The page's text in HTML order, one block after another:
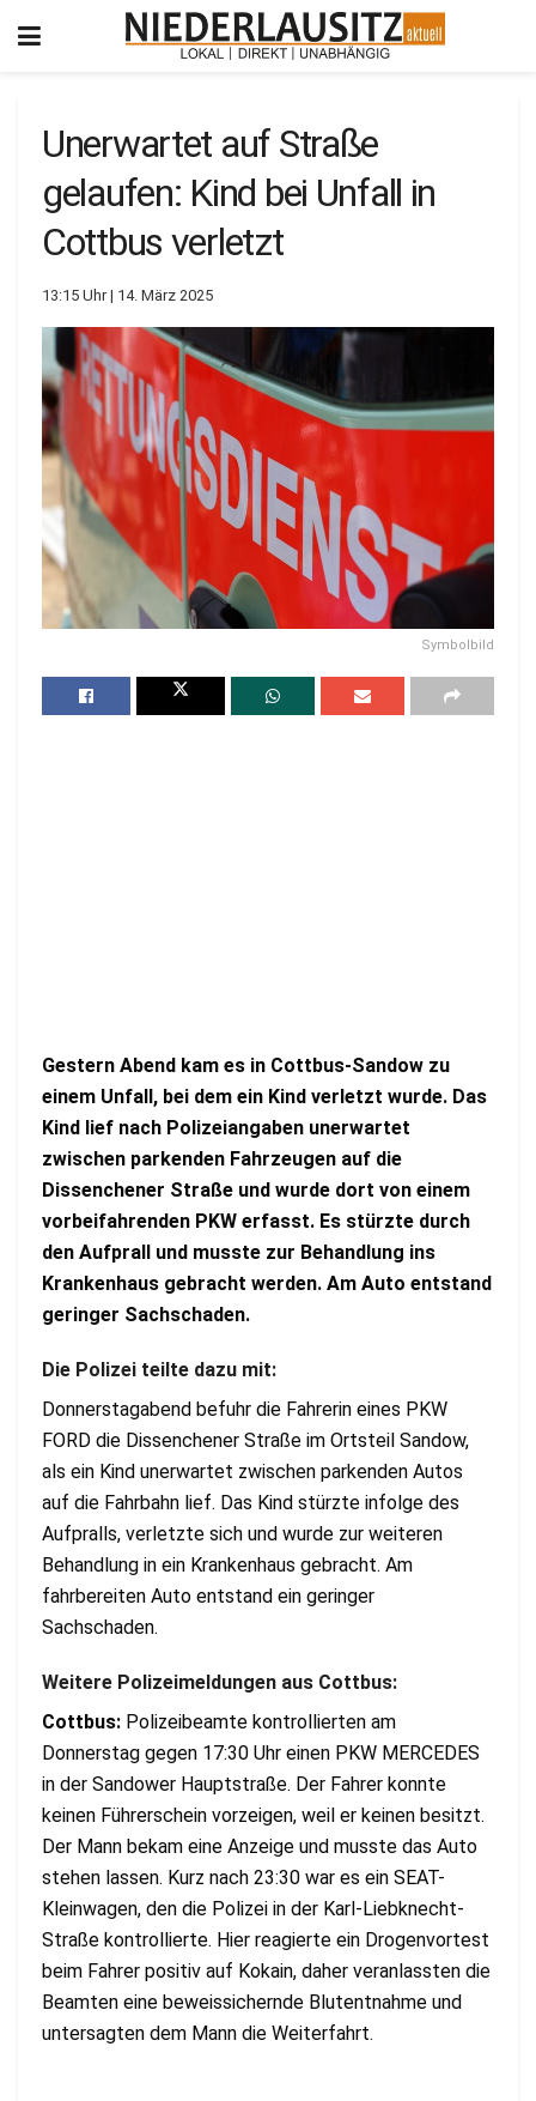
Unerwartet auf Straße
gelaufen: Kind bei Unfall in
Cottbus verletzt
13:15 Uhr | 14. März 2025
Symbolbild
Gestern Abend kam es in Cottbus-Sandow zu
einem Unfall, bei dem ein Kind verletzt wurde. Das
Kind lief nach Polizeiangaben unerwartet
zwischen parkenden Fahrzeugen auf die
Dissenchener Straße und wurde dort von einem
vorbeifahrenden PKW erfasst. Es stürzte durch
den Aufprall und musste zur Behandlung ins
Krankenhaus gebracht werden. Am Auto entstand
geringer Sachschaden.
Die Polizei teilte dazu mit:
Donnerstagabend befuhr die Fahrerin eines PKW
FORD die Dissenchener Straße im Ortsteil Sandow,
als ein Kind unerwartet zwischen parkenden Autos
auf die Fahrbahn lief. Das Kind stürzte infolge des
Aufpralls, verletzte sich und wurde zur weiteren
Behandlung in ein Krankenhaus gebracht. Am
fahrbereiten Auto entstand ein geringer
Sachschaden.
Weitere Polizeimeldungen aus Cottbus:
Cottbus: Polizeibeamte kontrollierten am
Donnerstag gegen 17:30 Uhr einen PKW MERCEDES
in der Sandower Hauptstraße. Der Fahrer konnte
keinen Führerschein vorzeigen, weil er keinen besitzt.
Der Mann bekam eine Anzeige und musste das Auto
stehen lassen. Kurz nach 23:30 war es ein SEAT-
Kleinwagen, den die Polizei in der Karl-Liebknecht-
Straße kontrollierte. Hier reagierte ein Drogenvortest
beim Fahrer positiv auf Kokain, daher veranlassten die
Beamten eine beweissichernde Blutentnahme und
untersagten dem Mann die Weiterfahrt.